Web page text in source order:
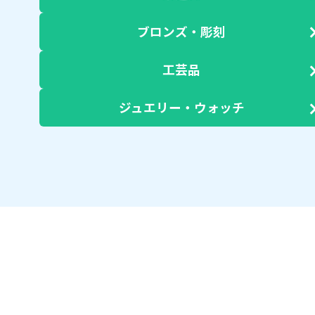
ブロンズ・彫刻
工芸品
ジュエリー・ウォッチ